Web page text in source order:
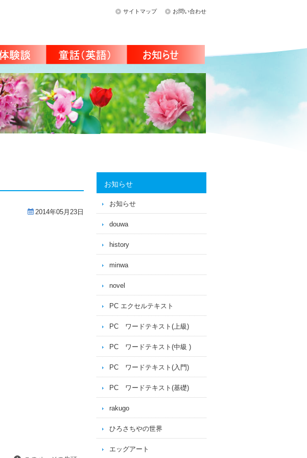
サイトマップ お問い合わせ
2014年05月23日
お知らせ
お知らせ
douwa
history
minwa
novel
PC エクセルテキスト
PC ワードテキスト(上級)
PC ワードテキスト(中級 )
PC ワードテキスト(入門)
PC ワードテキスト(基礎)
rakugo
ひろさちやの世界
エッグアート